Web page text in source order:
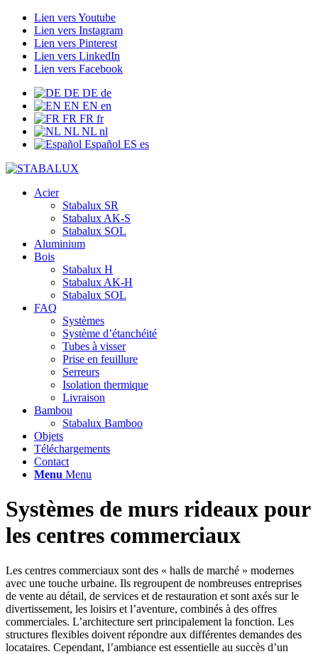
Lien vers Youtube
Lien vers Instagram
Lien vers Pinterest
Lien vers LinkedIn
Lien vers Facebook
DE DE de
EN EN en
FR FR fr
NL NL nl
Español ES es
Acier
Stabalux SR
Stabalux AK-S
Stabalux SOL
Aluminium
Bois
Stabalux H
Stabalux AK-H
Stabalux SOL
FAQ
Systèmes
Système d’étanchéité
Tubes à visser
Prise en feuillure
Serreurs
Isolation thermique
Livraison
Bambou
Stabalux Bamboo
Objets
Téléchargements
Contact
Menu Menu
Systèmes de murs rideaux pour
les centres commerciaux
Les centres commerciaux sont des « halls de marché » modernes
avec une touche urbaine. Ils regroupent de nombreuses entreprises
de vente au détail, de services et de restauration et sont axés sur le
divertissement, les loisirs et l’aventure, combinés à des offres
commerciales. L’architecture sert principalement la fonction. Les
structures flexibles doivent répondre aux différentes demandes des
locataires. Cependant, l’ambiance est essentielle au succès d’un